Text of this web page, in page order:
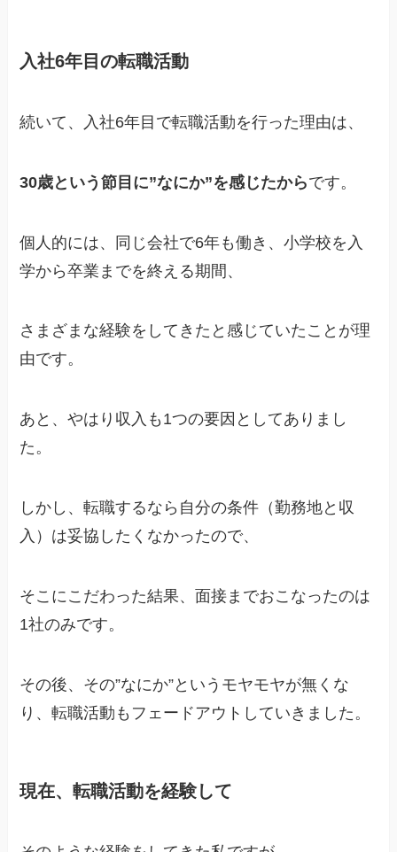
入社6年目の転職活動
続いて、入社6年目で転職活動を行った理由は、
30歳という節目に”なにか”を感じたからです。
個人的には、同じ会社で6年も働き、小学校を入
学から卒業までを終える期間、
さまざまな経験をしてきたと感じていたことが理
由です。
あと、やはり収入も1つの要因としてありまし
た。
しかし、転職するなら自分の条件（勤務地と収
入）は妥協したくなかったので、
そこにこだわった結果、面接までおこなったのは
1社のみです。
その後、その”なにか”というモヤモヤが無くな
り、転職活動もフェードアウトしていきました。
現在、転職活動を経験して